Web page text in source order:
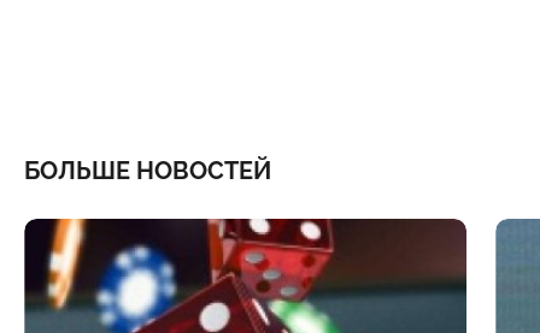
БОЛЬШЕ НОВОСТЕЙ